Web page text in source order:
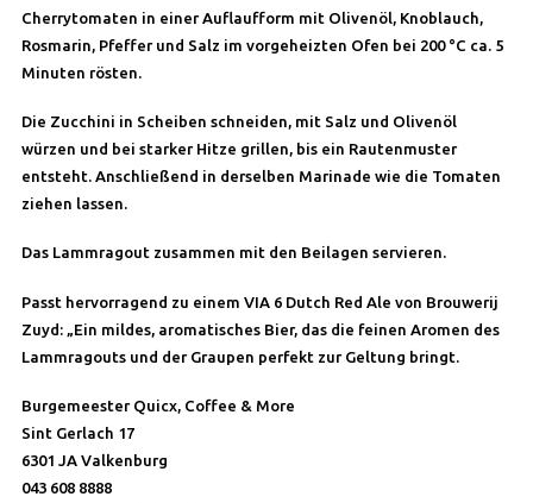
Cherrytomaten in einer Auflaufform mit Olivenöl, Knoblauch,
Rosmarin, Pfeffer und Salz im vorgeheizten Ofen bei 200 °C ca. 5
Minuten rösten.
Die Zucchini in Scheiben schneiden, mit Salz und Olivenöl
würzen und bei starker Hitze grillen, bis ein Rautenmuster
entsteht. Anschließend in derselben Marinade wie die Tomaten
ziehen lassen.
Das Lammragout zusammen mit den Beilagen servieren.
Passt hervorragend zu einem VIA 6 Dutch Red Ale von Brouwerij
Zuyd: „Ein mildes, aromatisches Bier, das die feinen Aromen des
Lammragouts und der Graupen perfekt zur Geltung bringt.
Burgemeester Quicx, Coffee & More
Sint Gerlach 17
6301 JA Valkenburg
043 608 8888